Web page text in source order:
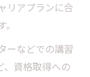
リアプランに合
ーなどでの講習
、資格取得への